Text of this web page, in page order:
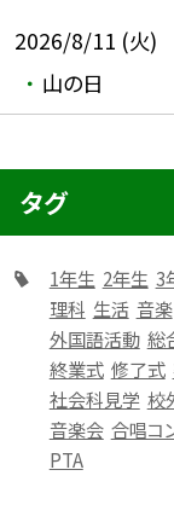
2026/8/11 (火)
山の日
タグ
1年生 2年生 3
理科 生活 音楽
外国語活動 総
終業式 修了式
社会科見学 校
音楽会 合唱コ
PTA